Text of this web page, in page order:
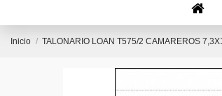
Inicio TALONARIO LOAN T575/2 CAMAREROS